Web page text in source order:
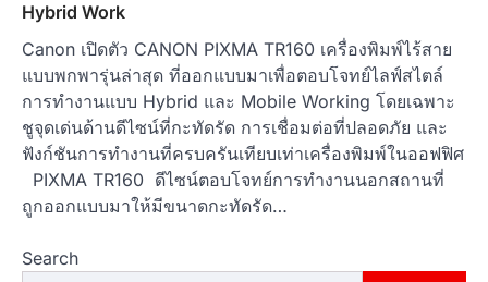
Hybrid Work
Canon เปิดตัว CANON PIXMA TR160 เครื่องพิมพ์ไร้สาย
แบบพกพารุ่นล่าสุด ที่ออกแบบมาเพื่อตอบโจทย์ไลฟ์สไตล์
การทำงานแบบ Hybrid และ Mobile Working โดยเฉพาะ
ชูจุดเด่นด้านดีไซน์ที่กะทัดรัด การเชื่อมต่อที่ปลอดภัย และ
ฟังก์ชันการทำงานที่ครบครันเทียบเท่าเครื่องพิมพ์ในออฟฟิศ
PIXMA TR160 ดีไซน์ตอบโจทย์การทำงานนอกสถานที่
ถูกออกแบบมาให้มีขนาดกะทัดรัด…
Search